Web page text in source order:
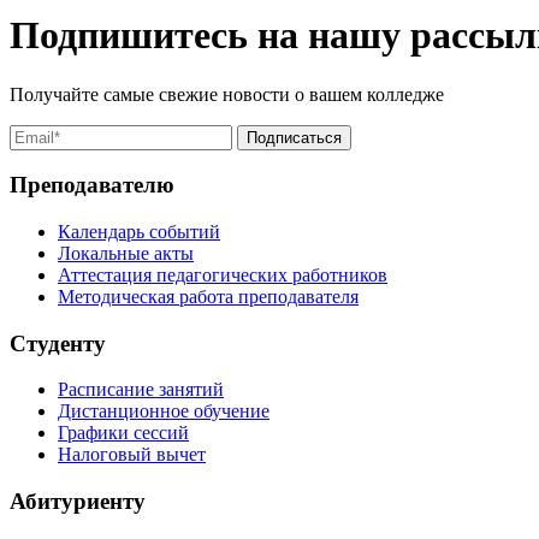
Подпишитесь на нашу
Получайте самые свежие новости о вашем колледже
Преподавателю
Календарь событий
Локальные акты
Аттестация педагогических работников
Методическая работа преподавателя
Студенту
Расписание занятий
Дистанционное обучение
Графики сессий
Налоговый вычет
Абитуриенту